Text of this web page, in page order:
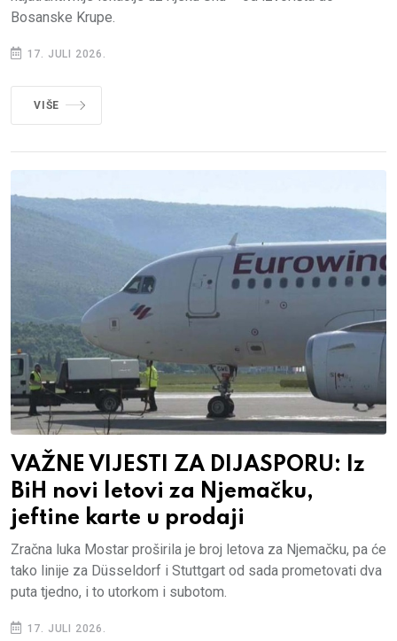
Bosanske Krupe.
17. JULI 2026.
VIŠE
VAŽNE VIJESTI ZA DIJASPORU: Iz
BiH novi letovi za Njemačku,
jeftine karte u prodaji
Zračna luka Mostar proširila je broj letova za Njemačku, pa će
tako linije za Düsseldorf i Stuttgart od sada prometovati dva
puta tjedno, i to utorkom i subotom.
17. JULI 2026.